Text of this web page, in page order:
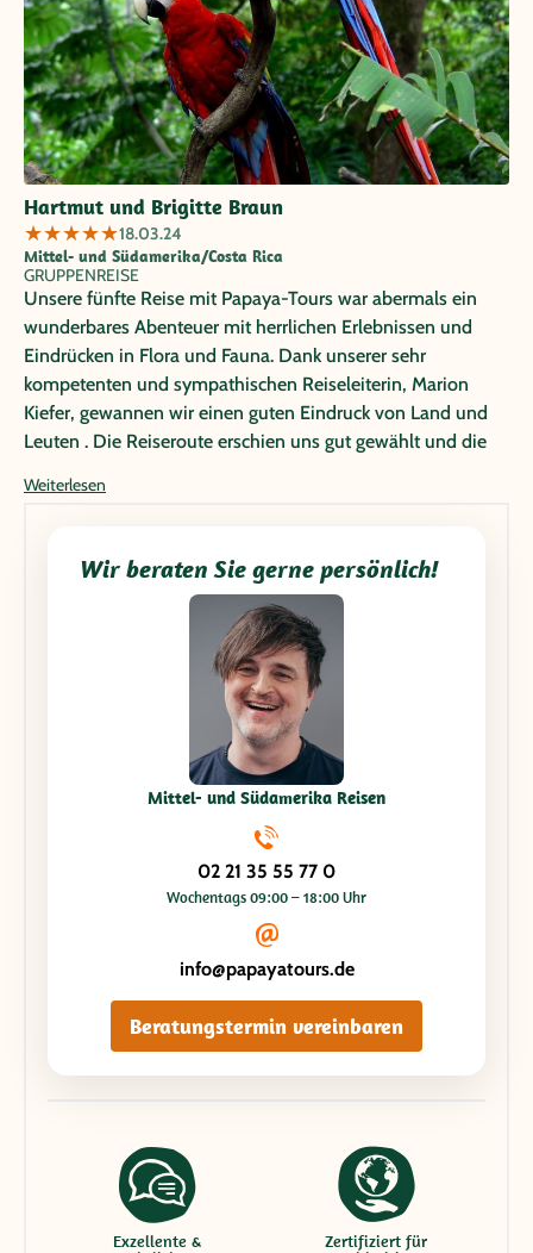
Hartmut und Brigitte Braun
★★★★★18.03.24
Mittel- und Südamerika/Costa Rica
GRUPPENREISE
Unsere fünfte Reise mit Papaya-Tours war abermals ein
wunderbares Abenteuer mit herrlichen Erlebnissen und
Eindrücken in Flora und Fauna. Dank unserer sehr
kompetenten und sympathischen Reiseleiterin, Marion
Kiefer, gewannen wir einen guten Eindruck von Land und
Leuten . Die Reiseroute erschien uns gut gewählt und die
Weiterlesen
Wir beraten Sie gerne persönlich!
Mittel- und Südamerika Reisen
02 21 35 55 77 0
Wochentags 09:00 – 18:00 Uhr
info@papayatours.de
Beratungstermin vereinbaren
Exzellente & Zertifiziert für